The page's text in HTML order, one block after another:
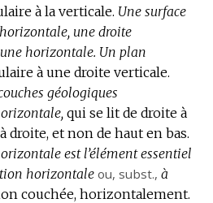
à la verticale. Une surface
une droite
une horizontale. Un plan
à une droite verticale.
géologiques
qui se lit de droite à
droite, et non de haut en bas.
est l’élément essentiel
horizontaleou, subst., à
couchée, horizontalement.